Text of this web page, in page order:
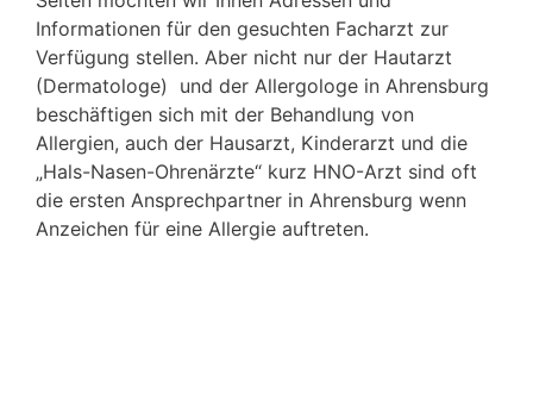
Informationen für den gesuchten Facharzt zur
Verfügung stellen. Aber nicht nur der Hautarzt
(Dermatologe) und der Allergologe in Ahrensburg
beschäftigen sich mit der Behandlung von
Allergien, auch der Hausarzt, Kinderarzt und die
„Hals-Nasen-Ohrenärzte“ kurz HNO-Arzt sind oft
die ersten Ansprechpartner in Ahrensburg wenn
Anzeichen für eine Allergie auftreten.